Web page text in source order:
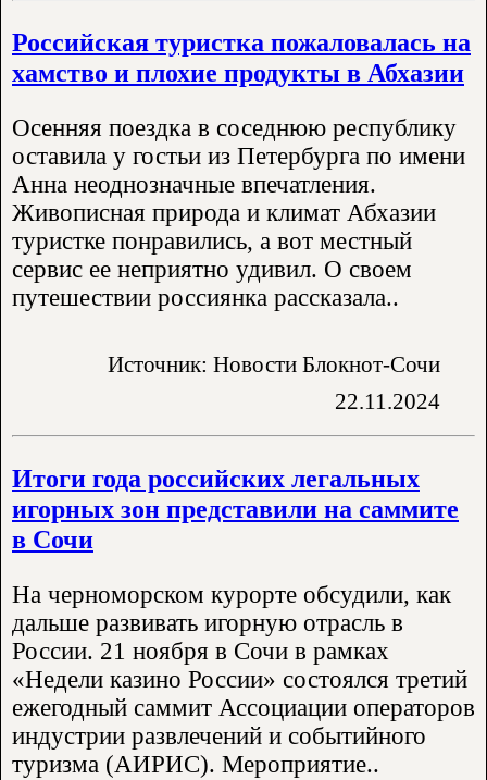
Российская туристка пожаловалась на
хамство и плохие продукты в Абхазии
Осенняя поездка в соседнюю республику
оставила у гостьи из Петербурга по имени
Анна неоднозначные впечатления.
Живописная природа и климат Абхазии
туристке понравились, а вот местный
сервис ее неприятно удивил. О своем
путешествии россиянка рассказала..
Источник: Новости Блокнот-Сочи
22.11.2024
Итоги года российских легальных
игорных зон представили на саммите
в Сочи
На черноморском курорте обсудили, как
дальше развивать игорную отрасль в
России. 21 ноября в Сочи в рамках
«Недели казино России» состоялся третий
ежегодный саммит Ассоциации операторов
индустрии развлечений и событийного
туризма (АИРИС). Мероприятие..